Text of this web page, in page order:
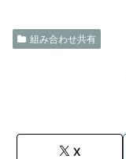
組み合わせ共有
X